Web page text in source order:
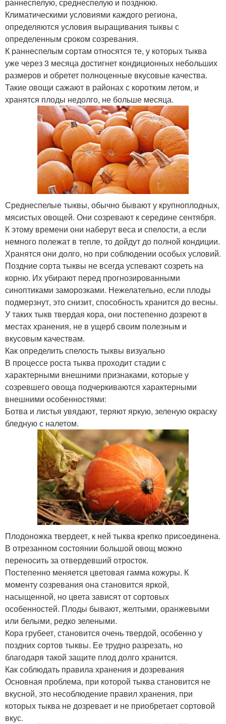
Климатическими условиями каждого региона,
определяются условия выращивания тыквы с
определенным сроком созревания.
К раннеспелым сортам относятся те, у которых тыква
уже через 3 месяца достигнет кондиционных небольших
размеров и обретет полноценные вкусовые качества.
Такие овощи сажают в районах с коротким летом, и
хранятся плоды недолго, не больше месяца.
Среднеспелые тыквы, обычно бывают у крупноплодных,
мясистых овощей. Они созревают к середине сентября.
К этому времени они наберут веса и спелости, а если
немного полежат в тепле, то дойдут до полной кондиции.
Хранятся они долго, но при соблюдении особых условий.
Поздние сорта тыквы не всегда успевают созреть на
корню. Их убирают перед прогнозированными
синоптиками заморозками. Нежелательно, если плоды
подмерзнут, это снизит, способность хранится до весны.
У таких тыкв твердая кора, они постепенно дозреют в
местах хранения, не в ущерб своим полезным и
вкусовым качествам.
Как определить спелость тыквы визуально
В процессе роста тыква проходит стадии с
характерными внешними признаками, которые у
созревшего овоща подчеркиваются характерными
внешними особенностями:
Ботва и листья увядают, теряют яркую, зеленую окраску
бледную с налетом.
Плодоножка твердеет, к ней тыква крепко присоединена.
В отрезанном состоянии большой овощ можно
переносить за отвердевший отросток.
Постепенно меняется цветовая гамма кожуры. К
моменту созревания она становится яркой,
насыщенной, но цвета зависят от сортовых
особенностей. Плоды бывают, желтыми, оранжевыми
или белыми, редко зелеными.
Кора грубеет, становится очень твердой, особенно у
поздних сортов тыквы. Ее трудно разрезать, но
благодаря такой защите плод долго хранится.
Как соблюдать правила хранения и дозревания
Основная проблема, при которой тыква становится не
вкусной, это несоблюдение правил хранения, при
которых тыква не дозревает и не приобретает сортовой
вкус.